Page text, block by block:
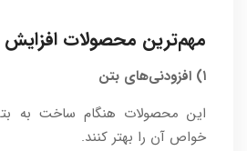
مهم‌ترین محصولات افزایش
۱) افزودنی‌های بتن
این محصولات هنگام ساخت به
خواص آن را بهتر کنند.